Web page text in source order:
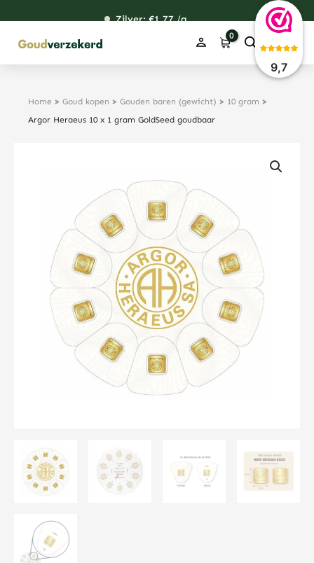
9,7
inhoud
120,76
Zilver: €1,77/g
48,67
38,39
Home > Goud kopen > Gouden baren (gewicht) > 10 gram >
Argor Heraeus 10 x 1 gram GoldSeed goudbaar